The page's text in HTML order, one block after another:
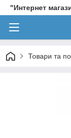
"Интернет
Товари та